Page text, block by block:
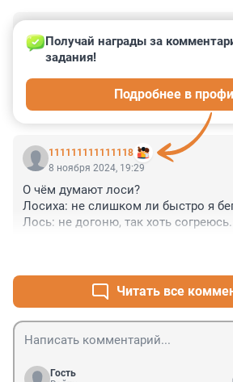
8 ноября 2024, 21:57
Лоси сбиваются в стаи?! Пусть
Это кто сертификат на знание
111111111111118
Получай награды за
задания!
Подробнее в
8 ноября 2024, 19:29
О чём думают лоси?
Лосиха: не слишком ли быстро я
Лось: не догоню, так хоть
Читать все
Гость